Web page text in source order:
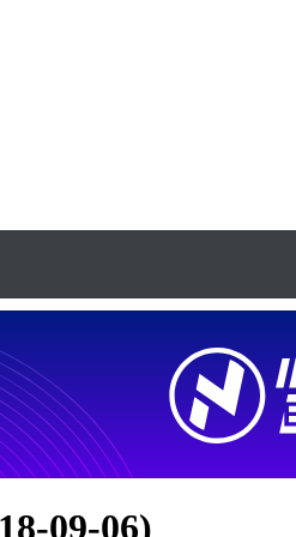
09-06)